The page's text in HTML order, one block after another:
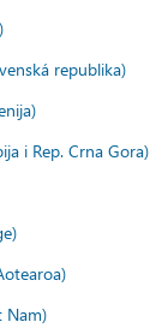
republika)
i Rep. Crna Gora)
Nam)